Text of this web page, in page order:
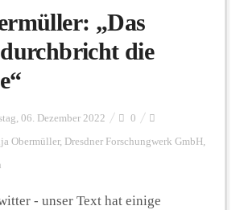
Nachrichten
Flurschelte
Personalien
„Das
die
06. Dezember 2022 0
Obermüller, Dresdner Forschungwerk GmbH,
- unser Text hat einige